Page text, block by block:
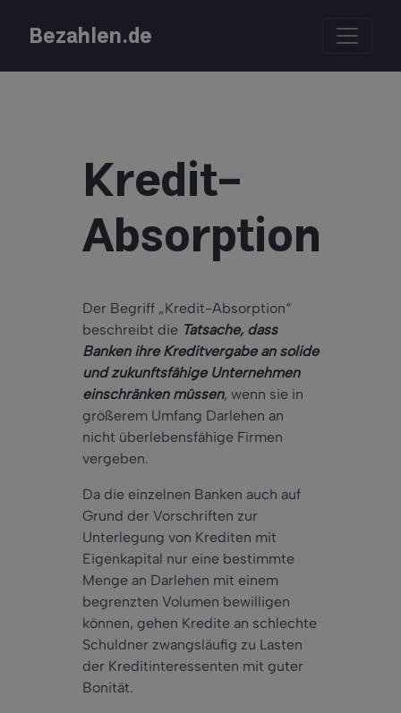
Bezahlen.de
Kredit-
Absorption
Der Begriff „Kredit-Absorption“
beschreibt die Tatsache, dass
Banken ihre Kreditvergabe an solide
und zukunftsfähige Unternehmen
einschränken müssen, wenn sie in
größerem Umfang Darlehen an
nicht überlebensfähige Firmen
vergeben.
Da die einzelnen Banken auch auf
Grund der Vorschriften zur
Unterlegung von Krediten mit
Eigenkapital nur eine bestimmte
Menge an Darlehen mit einem
begrenzten Volumen bewilligen
können, gehen Kredite an schlechte
Schuldner zwangsläufig zu Lasten
der Kreditinteressenten mit guter
Bonität.